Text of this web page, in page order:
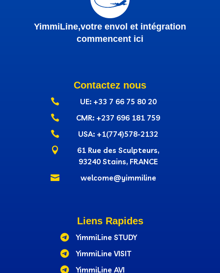
YimmiLine,votre envol et intégration
commencent ici
Contactez nous
 UE: +33 7 66 75 80 20
 CMR: +237‭ 696 181 759
 USA: +1(774)578-2132

61 Rue des Sculpteurs,
93240 Stains, FRANCE
 welcome@yimmiline
Liens Rapides

YimmiLine STUDY

YimmiLine VISIT

YimmiLine AVI